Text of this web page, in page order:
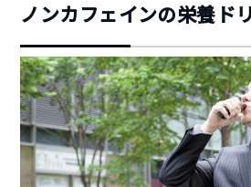
ノンカフェインの栄養ド